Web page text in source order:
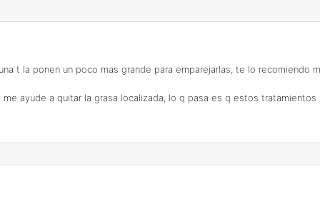
t la ponen un poco mas grande para emparejarlas, te lo recomiendo
ayude a quitar la grasa localizada, lo q pasa es q estos